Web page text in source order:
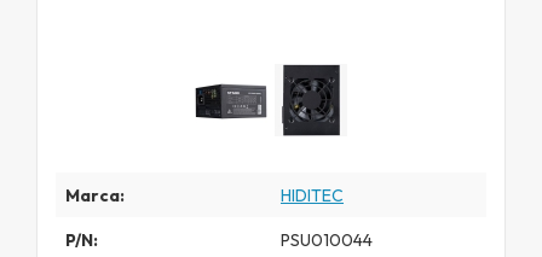
Marca: HIDITEC
P/N: PSU010044